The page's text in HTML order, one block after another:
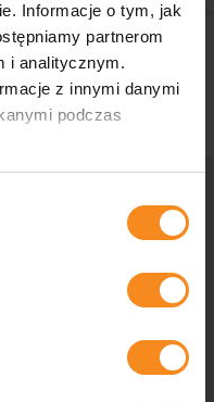
Informacje o tym, jak
partnerom
i analitycznym.
z innymi danymi
podczas
peut être plus
nous poser ? Contactez-
dans tous les aspects.